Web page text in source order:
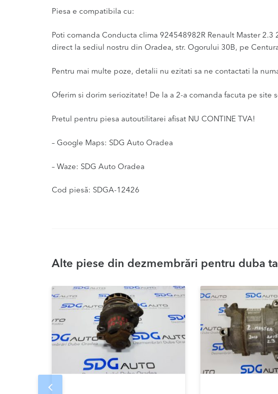
Piesa e compatibila cu:
Poti comanda Conducta clima 924548982R Renault Master
direct la sediul nostru din Oradea, str. Ogorului 30B, pe
Pentru mai multe poze, detalii nu ezitati sa ne contactati la
Oferim si dorim seriozitate! De la a 2-a comanda facuta pe site
Pretul pentru piesa autoutilitarei afisat NU CONTINE TVA!
– Google Maps: SDG Auto Oradea
– Waze: SDG Auto Oradea
Cod piesă: SDGA-12426
Alte piese din dezmembrări pentru duba
Prev